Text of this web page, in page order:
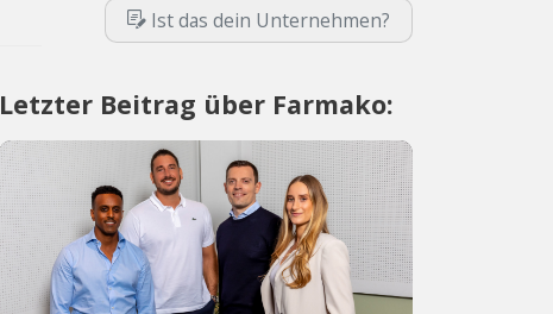
Ist das dein Unternehmen?
Letzter Beitrag über Farmako: